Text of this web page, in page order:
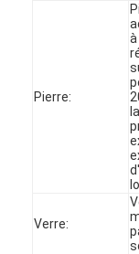
Le spectacle
À propos de
Visite de
Contrôle
Contactez-
Pierre:
Verre: